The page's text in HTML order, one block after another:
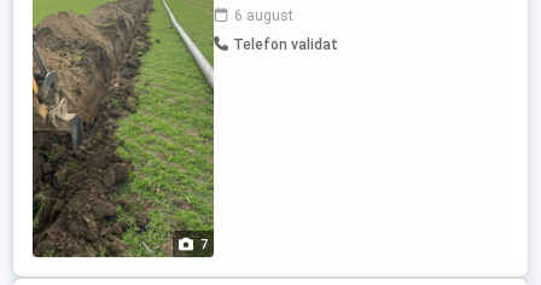
7
pentru conductele de irigatii, retele
aductiuni si distributie apa potabila.
Detinem si utilaj pentru sapaturi precum si
6 august
Telefon validat